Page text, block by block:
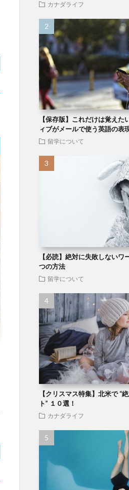
カナダライフ
【保存版】これだけは覚えた
ィブがメールで使う英語の表
留学について
【必読】絶対に失敗しない
つの方法
留学について
【クリスマス特集】北米で “
ト” １０選！
カナダライフ